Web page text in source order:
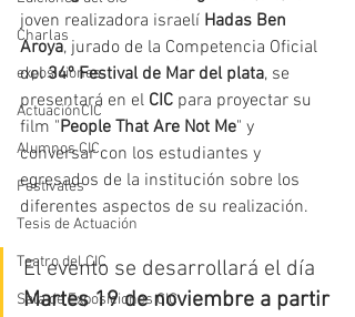
Charlas
exposiciones
ActuaciónCIC
Alumnos CIC
Festivales
Tesis de Actuación
Teatro del CIC
Sala de Exposiciones CIC
joven realizadora israelí Hadas Ben
Aroya, jurado de la Competencia Oficial
del 34º Festival de Mar del plata, se
presentará en el CIC para proyectar su
film "People That Are Not Me" y
conversar con los estudiantes y
egresados de la institución sobre los
diferentes aspectos de su realización.
El evento se desarrollará el día
Martes 19 de noviembre a partir